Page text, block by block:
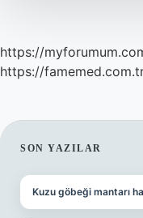
https://
https://
SON YAZILAR
Kuzu göbeği mantarı